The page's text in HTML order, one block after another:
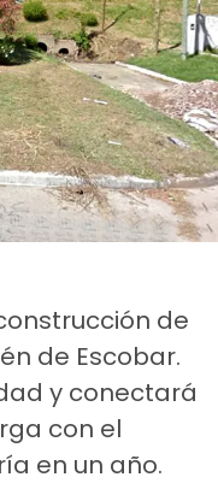
de
de Escobar.
y conectará
con el
en un año.